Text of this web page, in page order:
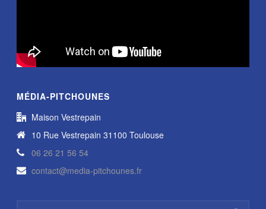
MÉDIA-PITCHOUNES
Maison Vestrepain
10 Rue Vestrepain 31100 Toulouse
06 26 21 56 54
contact@media-pitchounes.fr